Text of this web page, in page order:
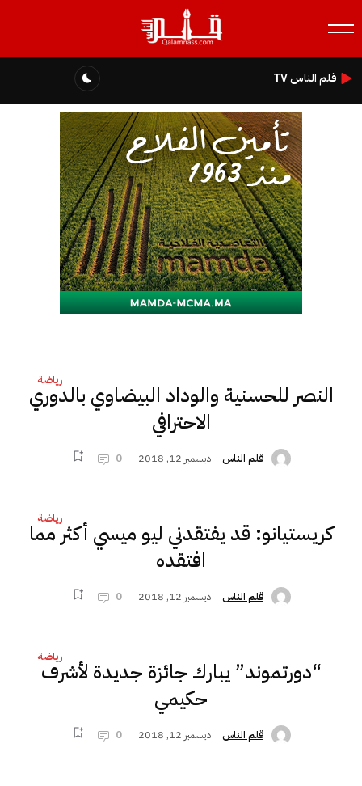
قلم الناس TV
رياضة
النصر للحسنية والوداد البيضاوي بالدوري
الاحترافي
قلم الناس ديسمبر 12, 2018 0
رياضة
كريستيانو: قد يفتقدني ليو ميسي أكثر مما
افتقده
قلم الناس ديسمبر 12, 2018 0
رياضة
“دورتموند” يبارك جائزة جديدة لأشرف
حكيمي
قلم الناس ديسمبر 12, 2018 0